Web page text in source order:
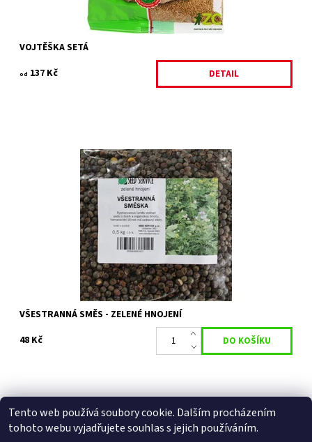
VOJTĚŠKA SETÁ
od 137 Kč DETAIL
Rychle rostoucí směs obohacující půdu o dusík a organickou
hmotu. Má ozdravný efekt a prokořeněním zlepšuje strukturu
Objednáno
27808
VŠESTRANNÁ SMĚS - ZELENÉ HNOJENÍ
48 Kč
Facebook | Heureka.cz | Zboží.cz
Tento web používá soubory cookie. Dalším procházením
tohoto webu vyjadřujete souhlas s jejich používáním.